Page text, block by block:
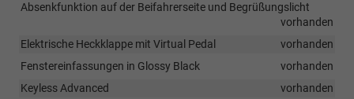
Absenkfunktion auf der Beifahrerseite und Begrüßungslicht
vorhanden
Elektrische Heckklappe mit Virtual Pedal
vorhanden
Fenstereinfassungen in Glossy Black
vorhanden
Keyless Advanced
vorhanden